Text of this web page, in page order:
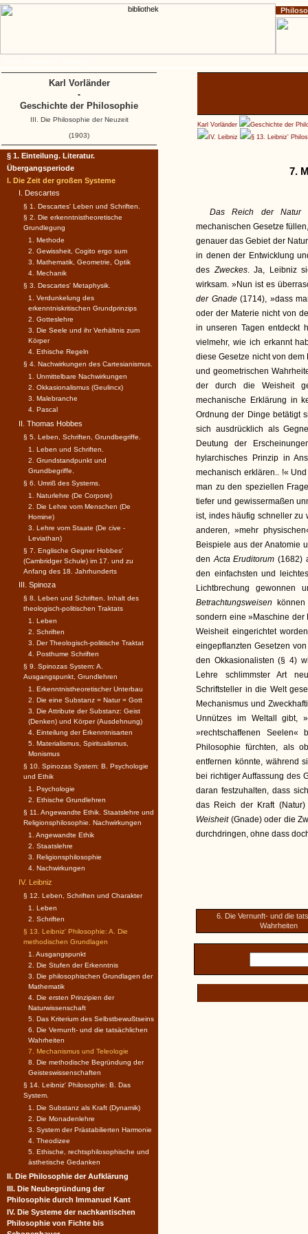
Karl Vorländer
Geschichte der
IV. Leibniz
§ 13. Leibniz'
7.
Das Reich der
mechanischen Gesetze
genauer das Gebiet der
in denen der Entwicklung
desZweckes. Ja, Leibniz
wirksam. »Nun ist es
der Gnade(1714), »dass
oder der Materie nicht von
in unseren Tagen entdeckt
vielmehr, wie ich erkannt
diese Gesetze nicht von
und geometrischen
der durch die Weisheit
mechanische Erklärung in
Ordnung der Dinge betätigt
sich ausdrücklich als
Deutung der
hylarchisches Prinzip in
mechanisch erklären.. !«
man zu den speziellen
tiefer und gewissermaßen
ist, indes häufig schneller zu
anderen, »mehr
Beispiele aus der Anatomie
denActa Eruditorum (1682)
den einfachsten und
Lichtbrechung gewonnen
Betrachtungsweisen
sondern eine »Maschine der
Weisheit eingerichtet
eingepflanzten Gesetzen
den Okkasionalisten (§ 4)
Lehre schlimmster Art
Schriftsteller in die Welt
Mechanismus und
Unnützes im Weltall gibt,
»rechtschaffenen Seelen«
Philosophie fürchten, als
entfernen könnte, während
bei richtiger Auffassung des
daran festzuhalten, dass
das Reich der Kraft
Weisheit (Gnade) oder die
durchdringen, ohne dass
6. Die Vernunft- und die
Wahrheiten
§ 1. Einteilung. Literatur.
Übergangsperiode
I. Die Zeit der großen Systeme
I. Descartes
§ 1. Descartes' Leben und Schriften.
§ 2. Die erkenntnistheoretische
Grundlegung
1. Methode
2. Gewissheit, Cogito ergo sum
3. Mathematik, Geometrie, Optik
4. Mechanik
§ 3. Descartes' Metaphysik.
1. Verdunkelung des
erkenntniskritischen Grundprinzips
2. Gotteslehre
3. Die Seele und ihr Verhältnis zum
Körper
4. Ethische Regeln
§ 4. Nachwirkungen des Cartesianismus.
1. Unmittelbare Nachwirkungen
2. Okkasionalismus (Geulincx)
3. Malebranche
4. Pascal
II. Thomas Hobbes
§ 5. Leben, Schriften, Grundbegriffe.
1. Leben und Schriften.
2. Grundstandpunkt und
Grundbegriffe.
§ 6. Umriß des Systems.
1. Naturlehre (De Corpore)
2. Die Lehre vom Menschen (De
Homine)
3. Lehre vom Staate (De cive -
Leviathan)
§ 7. Englische Gegner Hobbes'
(Cambridger Schule) im 17. und zu
Anfang des 18. Jahrhunderts
III. Spinoza
§ 8. Leben und Schriften. Inhalt des
theologisch-politischen Traktats
1. Leben
2. Schriften
3. Der Theologisch-politische Traktat
4. Posthume Schriften
§ 9. Spinozas System: A.
Ausgangspunkt, Grundlehren
1. Erkenntnistheoretischer Unterbau
2. Die eine Substanz = Natur = Gott
3. Die Attribute der Substanz: Geist
(Denken) und Körper (Ausdehnung)
4. Einteilung der Erkenntnisarten
5. Materialismus, Spiritualismus,
Monismus
§ 10. Spinozas System: B. Psychologie
und Ethik
1. Psychologie
2. Ethische Grundlehren
§ 11. Angewandte Ethik. Staatslehre und
Religionsphilosophie. Nachwirkungen
1. Angewandte Ethik
2. Staatslehre
3. Religionsphilosophie
4. Nachwirkungen
IV. Leibniz
§ 12. Leben, Schriften und Charakter
1. Leben
2. Schriften
§ 13. Leibniz' Philosophie: A. Die
methodischen Grundlagen
1. Ausgangspunkt
2. Die Stufen der Erkenntnis
3. Die philosophischen Grundlagen der
Mathematik
4. Die ersten Prinzipien der
Naturwissenschaft
5. Das Kriterium des Selbstbewußtseins
6. Die Vernunft- und die tatsächlichen
Wahrheiten
7. Mechanismus und Teleologie
8. Die methodische Begründung der
Geisteswissenschaften
§ 14. Leibniz' Philosophie: B. Das
System.
1. Die Substanz als Kraft (Dynamik)
2. Die Monadenlehre
3. System der Prästabilierten Harmonie
4. Theodizee
5. Ethische, rechtsphilosophische und
ästhetische Gedanken
II. Die Philosophie der Aufklärung
III. Die Neubegründung der
Philosophie durch Immanuel Kant
IV. Die Systeme der nachkantischen
Philosophie von Fichte bis
Karl Vorländer
-
Geschichte der Philosophie
III. Die Philosophie der Neuzeit
(1903)